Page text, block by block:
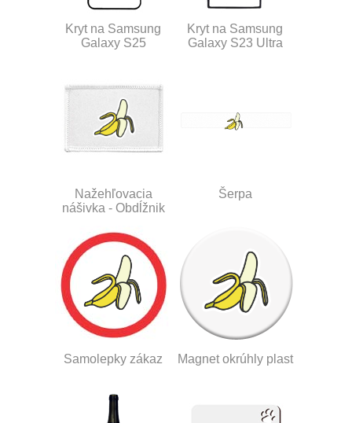
Kryt na Samsung
Galaxy S25
Kryt na Samsung
Galaxy S23 Ultra
Nažehľovacia
nášivka - Obdĺžnik
Šerpa
Samolepky zákaz Magnet okrúhly plast